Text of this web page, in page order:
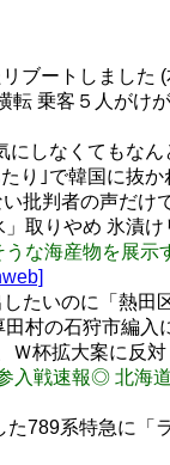
ブートしました
転 乗客５人がけ
にしなくてもな
り｣で韓国に抜
批判者の声だ
取りやめ 氷漬
うな海産物を展
たいのに「熱田
村の石狩市編入
Ｗ杯拡大案に反
入戦速報◎ 北海
789系特急に「